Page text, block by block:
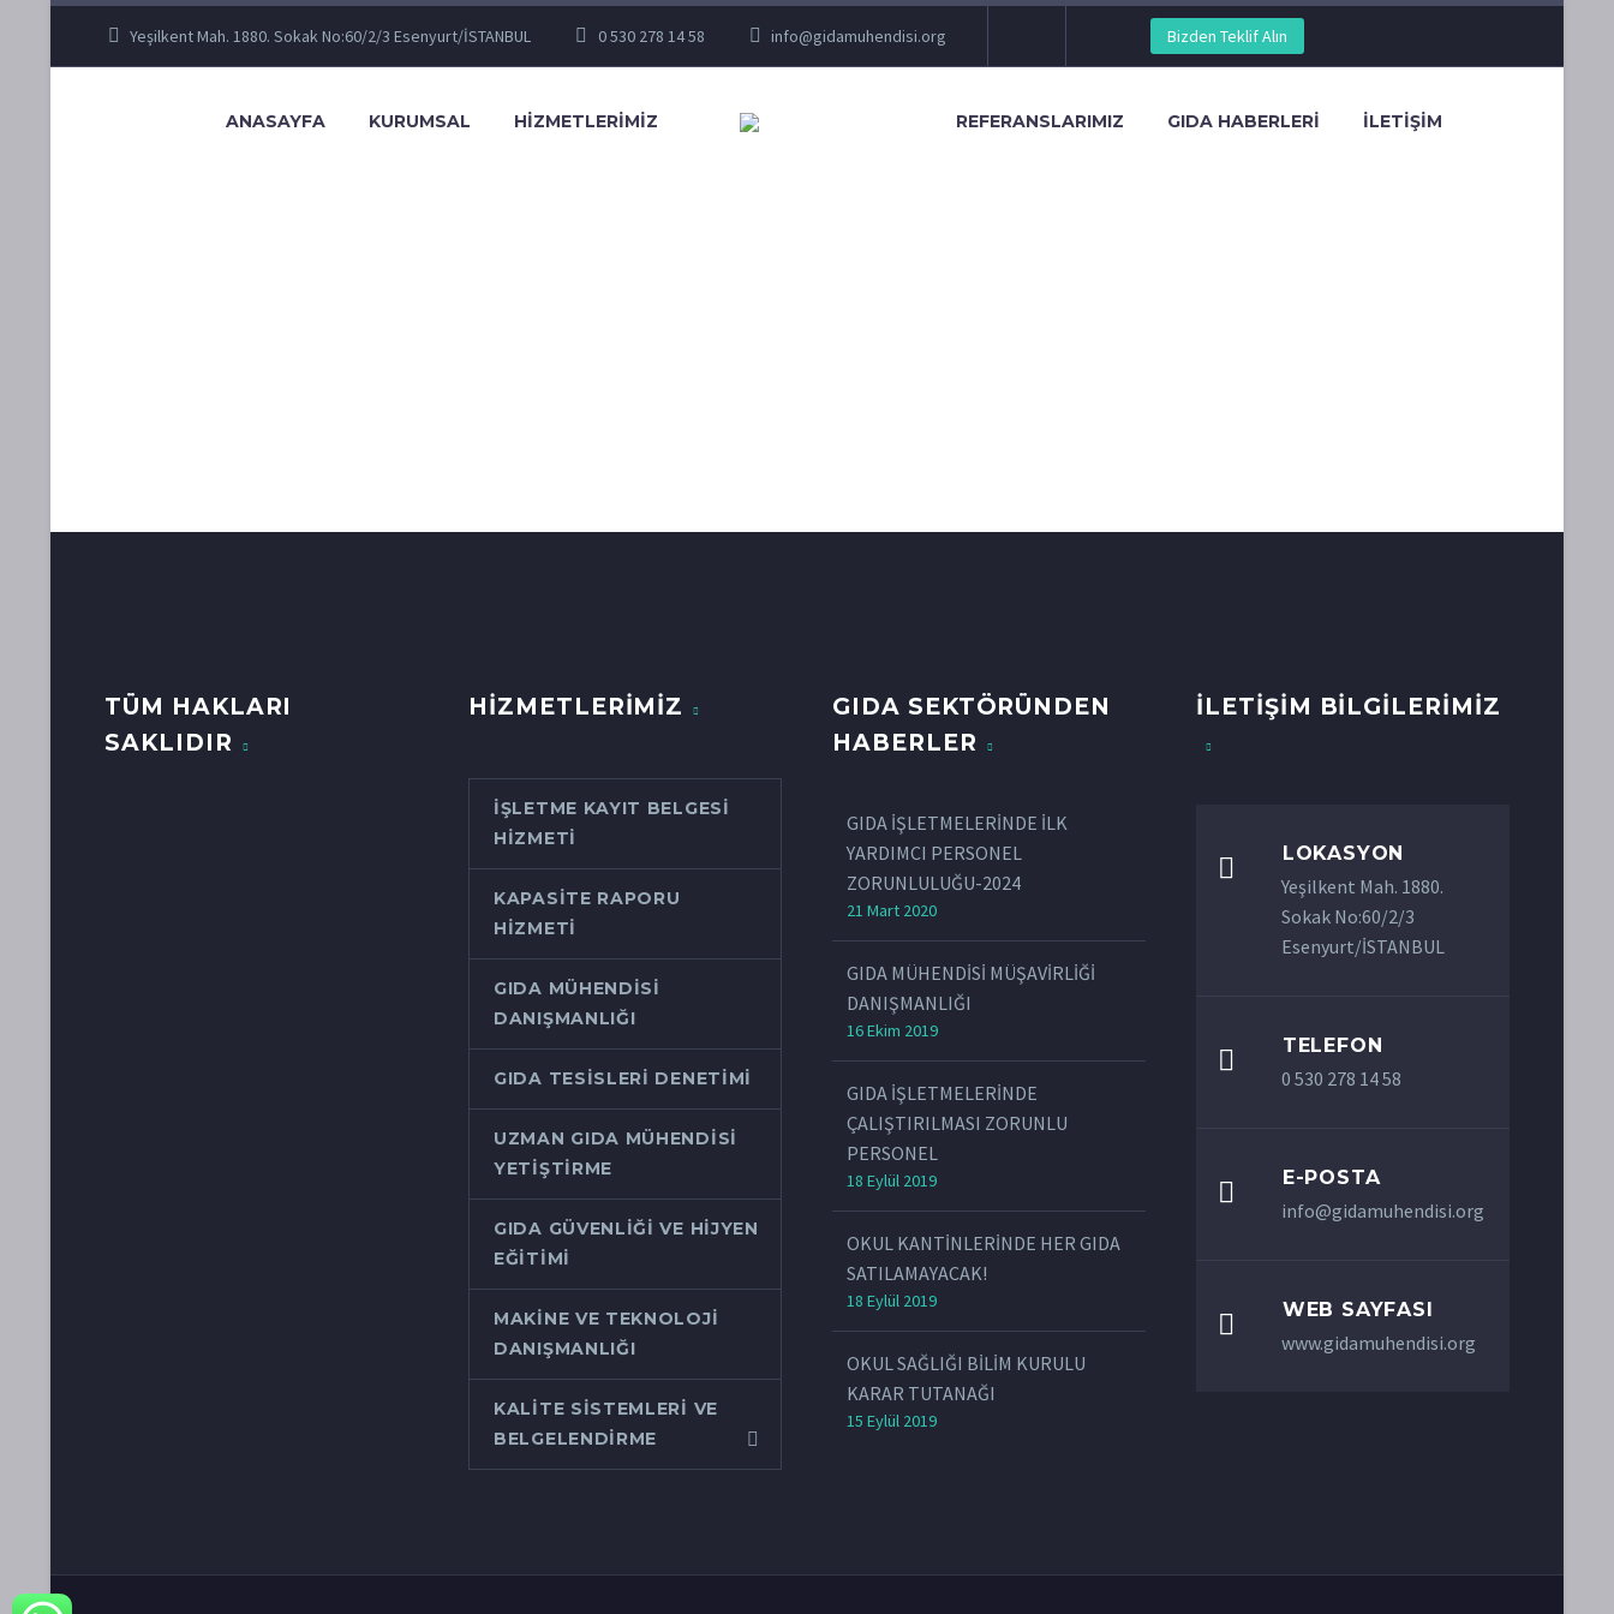
Yeşilkent Mah. 1880. Sokak No:60/2/3 Esenyurt/İSTANBUL 0 530 278 14 58 info@gidamuhendisi.org Bizden Teklif Alın
ANASAYFA KURUMSAL HİZMETLERİMİZ REFERANSLARIMIZ GIDA HABERLERİ İLETİŞİM
TÜM HAKLARI
SAKLIDIR
HİZMETLERİMİZ
İŞLETME KAYIT BELGESI
HIZMETI
KAPASITE RAPORU
HIZMETI
GIDA MÜHENDISI
DANIŞMANLIĞI
GIDA TESISLERI DENETIMI
UZMAN GIDA MÜHENDISI
YETIŞTIRME
GIDA GÜVENLIĞI VE HIJYEN
EĞITIMI
MAKINE VE TEKNOLOJI
DANIŞMANLIĞI
KALITE SISTEMLERI VE
BELGELENDIRME
GIDA SEKTÖRÜNDEN
HABERLER
GIDA İŞLETMELERİNDE İLK
YARDIMCI PERSONEL
ZORUNLULUĞU-2024
21 Mart 2020
GIDA MÜHENDİSİ MÜŞAVİRLİĞİ
DANIŞMANLIĞI
16 Ekim 2019
GIDA İŞLETMELERİNDE
ÇALIŞTIRILMASI ZORUNLU
PERSONEL
18 Eylül 2019
OKUL KANTİNLERİNDE HER GIDA
SATILAMAYACAK!
18 Eylül 2019
OKUL SAĞLIĞI BİLİM KURULU
KARAR TUTANAĞI
15 Eylül 2019
İLETİŞİM BİLGİLERİMİZ
 LOKASYON
Yeşilkent Mah. 1880.
Sokak No:60/2/3
Esenyurt/İSTANBUL
 TELEFON
0 530 278 14 58
 E-POSTA
info@gidamuhendisi.org
 WEB SAYFASI
www.gidamuhendisi.org